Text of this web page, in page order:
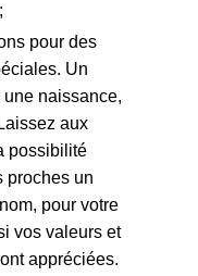
pour des
Un
naissance,
aux
possibilité
proches un
pour votre
vos valeurs et
appréciées.